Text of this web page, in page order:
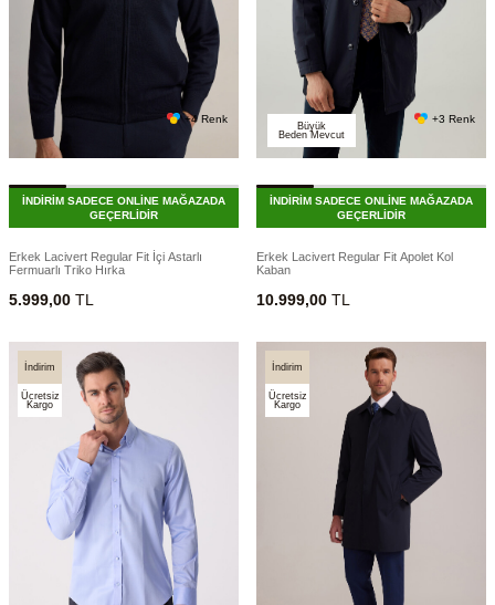
+4 Renk
İNDİRİM SADECE ONLİNE MAĞAZADA
GEÇERLİDİR
Erkek Lacivert Regular Fit İçi Astarlı
Fermuarlı Triko Hırka
5.999,00 TL
Büyük
Beden Mevcut
+3 Renk
İNDİRİM SADECE ONLİNE MAĞAZADA
GEÇERLİDİR
Erkek Lacivert Regular Fit Apolet Kol
Kaban
10.999,00 TL
İndirim
Ücretsiz
Kargo
İndirim
Ücretsiz
Kargo